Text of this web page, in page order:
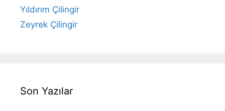
Yıldırım Çilingir
Zeyrek Çilingir
Son Yazılar